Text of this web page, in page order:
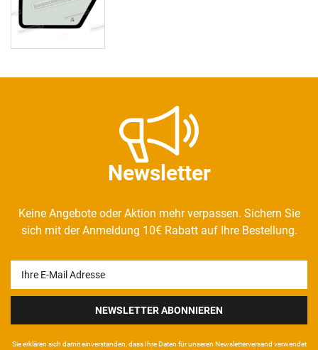
Newsletter
Keine Angebote oder Aktion mehr verpassen. Sichern Sie
sich mit der Anmeldung 10€ Rabatt auf Ihre Bestellung.
Honig
NEWSLETTER ABONNIEREN
Sie erklären sich damit ein­ver­standen, dass Ihre Da­ten für unseren News­letter­versand ver­wen­det